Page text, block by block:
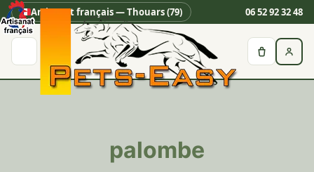
Artisanat français — Thouars (79) 06 52 92 32 48
palombe